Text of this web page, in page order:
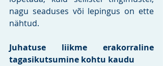
nagu seaduses või lepingus on ette
nähtud.
Juhatuse liikme erakorraline
tagasikutsumine kohtu kaudu